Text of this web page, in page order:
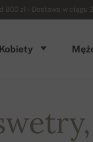
800 zł – Dostawa w
Kobiety